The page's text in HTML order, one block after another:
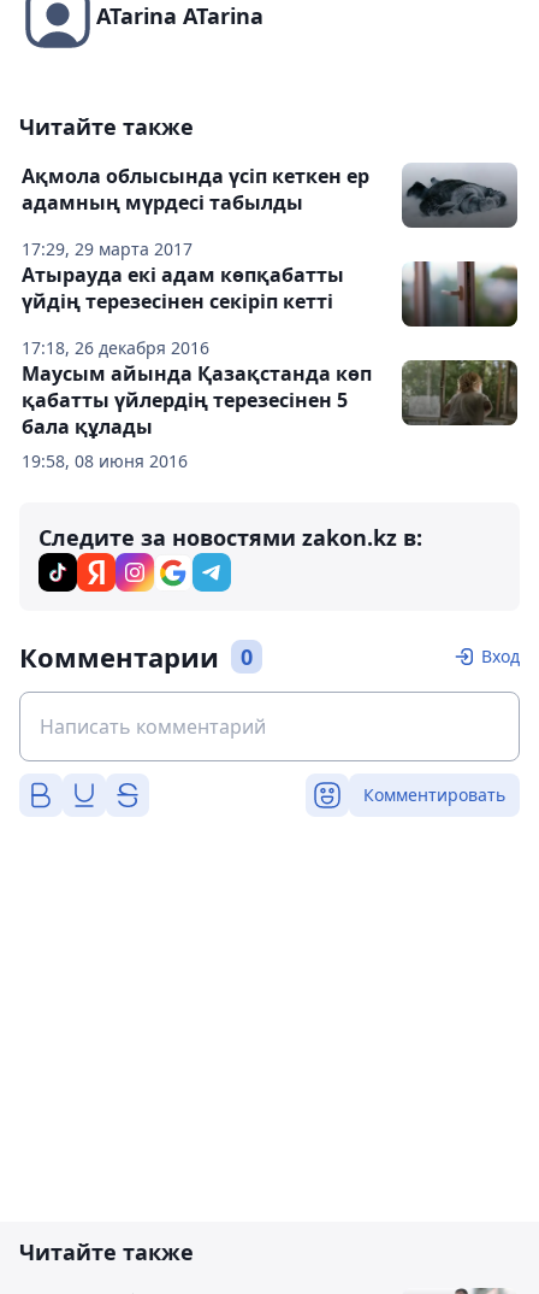
ATarina ATarina
Читайте также
17:29, 29 марта 2017
Ақмола облысында үсіп кеткен ер
адамның мүрдесі табылды
17:18, 26 декабря 2016
Атырауда екі адам көпқабатты
үйдің терезесінен секіріп кетті
19:58, 08 июня 2016
Маусым айында Қазақстанда көп
қабатты үйлердің терезесінен 5
бала құлады
Следите за новостями zakon.kz в:
Комментарии 0 Вход
Комментировать
Читайте также